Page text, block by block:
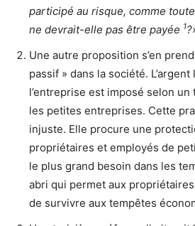
participé au risque, comme
ne devrait-elle pas être payée 1
Une autre proposition s’en
passif » dans la société. L’argent
l’entreprise est imposé selon
les petites entreprises. Cette
injuste. Elle procure une
propriétaires et employés de
le plus grand besoin dans les
abri qui permet aux
de survivre aux tempêtes